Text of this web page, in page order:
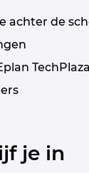
achter de
TechPlaza
je in